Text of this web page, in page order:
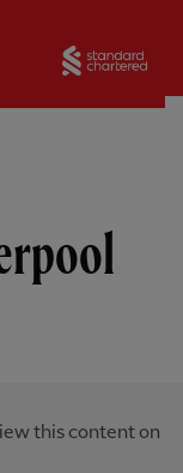
this content on